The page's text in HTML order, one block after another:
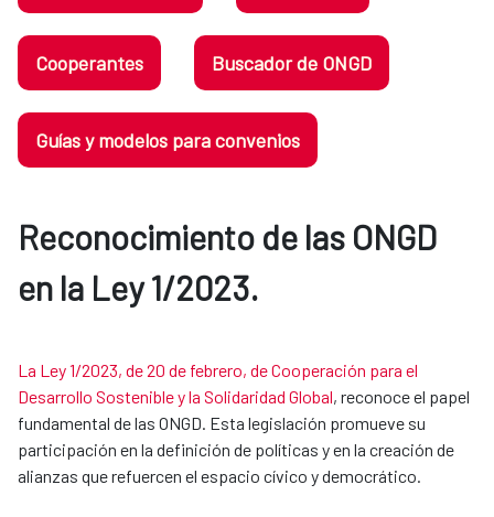
Cooperantes Buscador de ONGD
Guías y modelos para convenios
Reconocimiento de las ONGD
en la Ley 1/2023.​​​​​​​
La Ley 1/2023, de 20 de febrero, de Cooperación para el
Desarrollo Sostenible y la Solidaridad Global, reconoce el papel
fundamental de las ONGD. Esta legislación promueve su
participación en la definición de políticas y en la creación de
alianzas que refuercen el espacio cívico y democrático.